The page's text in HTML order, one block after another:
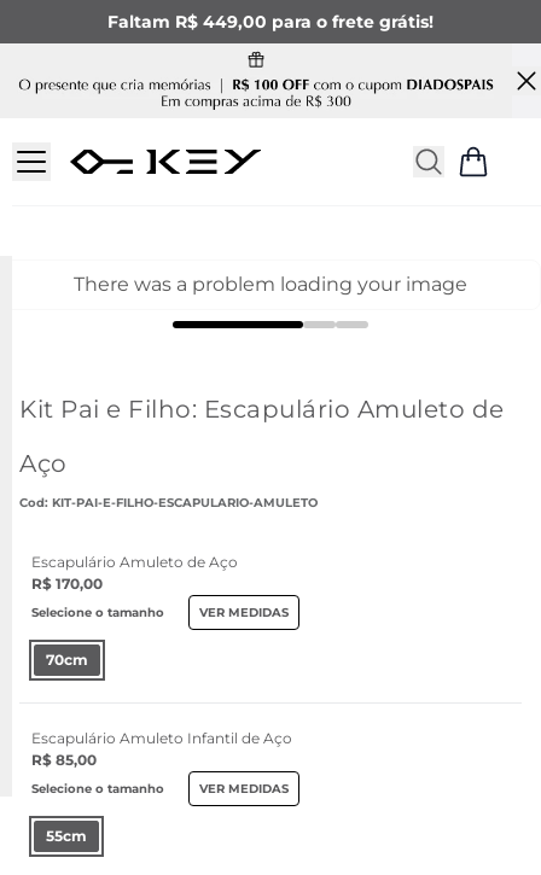
Faltam R$ 449,00 para o frete grátis!
There was a problem loading your image
Kit Pai e Filho: Escapulário Amuleto de
Aço
: KIT-PAI-E-FILHO-ESCAPULARIO-AMULETO
Escapulário Amuleto de Aço
R$ 170,00
Selecione o tamanho VER MEDIDAS
70cm
Escapulário Amuleto Infantil de Aço
R$ 85,00
Selecione o tamanho VER MEDIDAS
55cm